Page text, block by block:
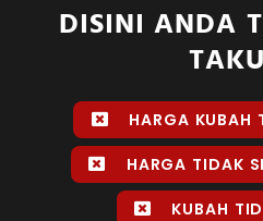
DISINI ANDA
HARGA KUBAH
HARGA TIDAK
KUBAH